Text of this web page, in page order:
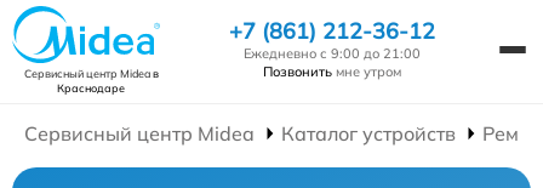
Сервисный центр Mideaв
Краснодаре
+7 (861) 212-36-12
Ежедневно с 9:00 до 21:00
Позвонить мне утром
Сервисный центр Midea Каталог устройств